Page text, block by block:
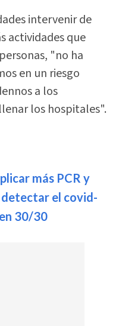
intervenir de
actividades que
"no ha
en un riesgo
a los
los hospitales".
más PCR y
el covid-
30/30